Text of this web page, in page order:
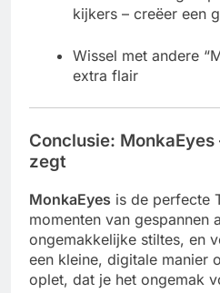
kijkers – creëer een
Wissel met andere
extra flair
Conclusie:
zegt
MonkaEyes is de perfecte
momenten van gespannen
ongemakkelijke stiltes, en
een kleine, digitale manier
oplet, dat je het ongemak